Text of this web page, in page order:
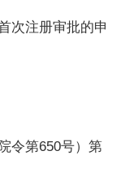
次注册审批的申
令第650号）第